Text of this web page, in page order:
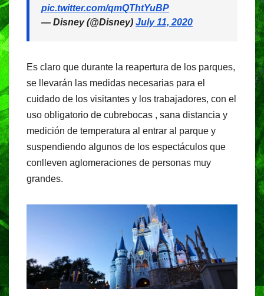
pic.twitter.com/qmQThtYuBP
— Disney (@Disney) July 11, 2020
Es claro que durante la reapertura de los parques,
se llevarán las medidas necesarias para el
cuidado de los visitantes y los trabajadores, con el
uso obligatorio de cubrebocas , sana distancia y
medición de temperatura al entrar al parque y
suspendiendo algunos de los espectáculos que
conlleven aglomeraciones de personas muy
grandes.